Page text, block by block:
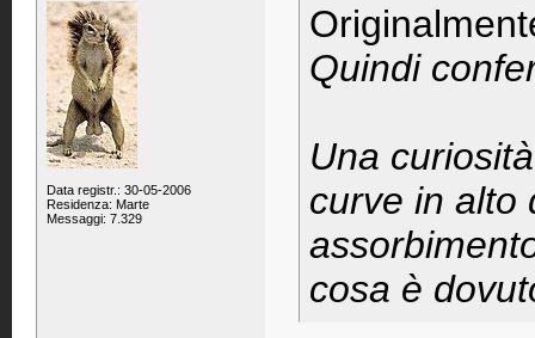
Data registr.: 30-05-2006
Residenza: Marte
Messaggi: 7.329
Quindi
Una
curve in alto
cosa è